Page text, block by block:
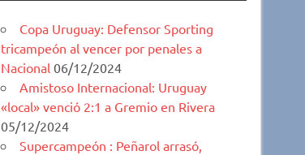
Copa Uruguay: Defensor Sporting
tricampeón al vencer por penales a
Nacional 06/12/2024
Amistoso Internacional: Uruguay
«local» venció 2:1 a Gremio en Rivera
05/12/2024
Supercampeón : Peñarol arrasó,